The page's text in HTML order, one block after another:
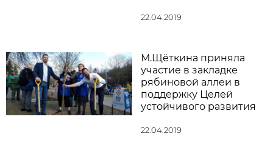
22.04.2019
М.Щёткина приняла
участие в закладке
рябиновой аллеи в
поддержку Целей
устойчивого развития
22.04.2019